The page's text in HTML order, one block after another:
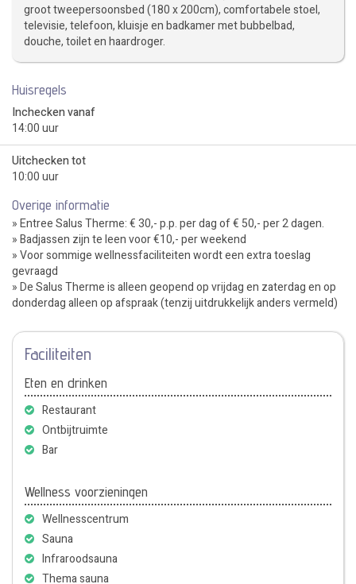
groot tweepersoonsbed (180 x 200cm), comfortabele stoel,
televisie, telefoon, kluisje en badkamer met bubbelbad,
douche, toilet en haardroger.
Huisregels
Inchecken vanaf
14:00 uur
Uitchecken tot
10:00 uur
Overige informatie
» Entree Salus Therme: € 30,- p.p. per dag of € 50,- per 2 dagen.
» Badjassen zijn te leen voor €10,- per weekend
» Voor sommige wellnessfaciliteiten wordt een extra toeslag
gevraagd
» De Salus Therme is alleen geopend op vrijdag en zaterdag en op
donderdag alleen op afspraak (tenzij uitdrukkelijk anders vermeld)
Faciliteiten
Eten en drinken
Restaurant
Ontbijtruimte
Bar
Wellness voorzieningen
Wellnesscentrum
Sauna
Infraroodsauna
Thema sauna